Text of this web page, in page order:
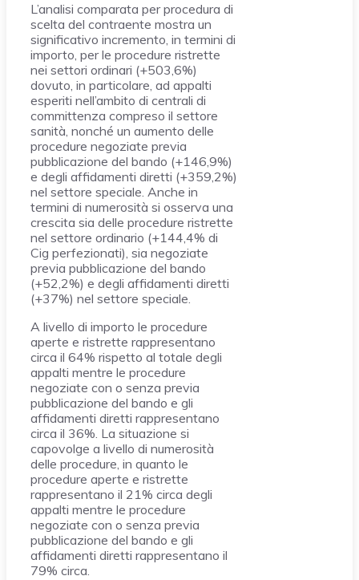
L’analisi comparata per procedura di
scelta del contraente mostra un
significativo incremento, in termini di
importo, per le procedure ristrette
nei settori ordinari (+503,6%)
dovuto, in particolare, ad appalti
esperiti nell’ambito di centrali di
committenza compreso il settore
sanità, nonché un aumento delle
procedure negoziate previa
pubblicazione del bando (+146,9%)
e degli affidamenti diretti (+359,2%)
nel settore speciale. Anche in
termini di numerosità si osserva una
crescita sia delle procedure ristrette
nel settore ordinario (+144,4% di
Cig perfezionati), sia negoziate
previa pubblicazione del bando
(+52,2%) e degli affidamenti diretti
(+37%) nel settore speciale.
A livello di importo le procedure
aperte e ristrette rappresentano
circa il 64% rispetto al totale degli
appalti mentre le procedure
negoziate con o senza previa
pubblicazione del bando e gli
affidamenti diretti rappresentano
circa il 36%. La situazione si
capovolge a livello di numerosità
delle procedure, in quanto le
procedure aperte e ristrette
rappresentano il 21% circa degli
appalti mentre le procedure
negoziate con o senza previa
pubblicazione del bando e gli
affidamenti diretti rappresentano il
79% circa.